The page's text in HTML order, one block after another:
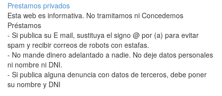
Prestamos privados
Esta web es informativa. No tramitamos ni Concedemos
Préstamos
- Si publica su E mail, sustituya el signo @ por (a) para evitar
spam y recibir correos de robots con estafas.
- No mande dinero adelantado a nadie. No deje datos personales
ni nombre ni DNI.
- Si publica alguna denuncia con datos de terceros, debe poner
su nombre y DNI